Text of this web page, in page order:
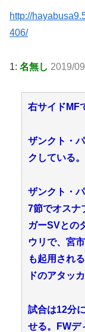
http://
406/
1: 名無し 2019/
右サイドMF
ザンクト・
クしている。
ザンクト・
7節でオスナ
ガーSVとの
ウリで、宮
も起用され
ドのアタッ
試合は12分
せる。FWデ